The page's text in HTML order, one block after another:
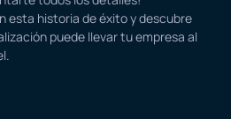
esta historia de éxito y descubre
puede llevar tu empresa al